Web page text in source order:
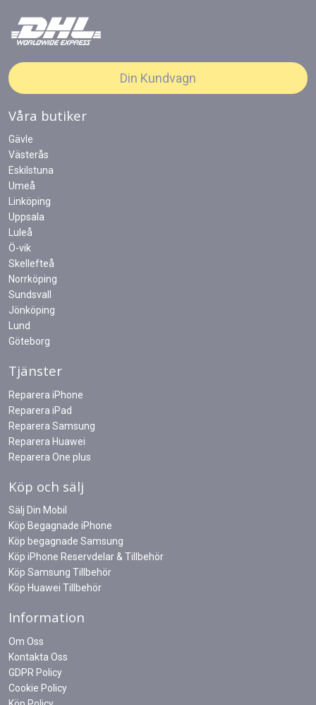
Din Kundvagn
Våra butiker
Gävle
Västerås
Eskilstuna
Umeå
Linköping
Uppsala
Luleå
Ö-vik
Skellefteå
Norrköping
Sundsvall
Jönköping
Lund
Göteborg
Tjänster
Reparera iPhone
Reparera iPad
Reparera Samsung
Reparera Huawei
Reparera One plus
Köp och sälj
Sälj Din Mobil
Köp Begagnade iPhone
Köp begagnade Samsung
Köp iPhone Reservdelar & Tillbehör
Köp Samsung Tillbehör
Köp Huawei Tillbehör
Information
Om Oss
Kontakta Oss
GDPR Policy
Cookie Policy